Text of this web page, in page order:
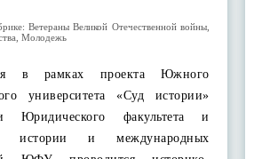
Ветераны Великой Отечественной войны,
,Молодежь
в рамках проекта Южного
университета «Суд истории»
Юридического факультета и
истории и международных